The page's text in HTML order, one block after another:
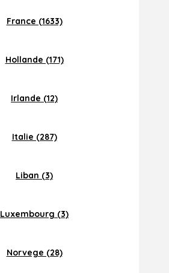
France (1633)
Hollande (171)
Irlande (12)
Italie (287)
Liban (3)
Luxembourg (3)
Norvege (28)